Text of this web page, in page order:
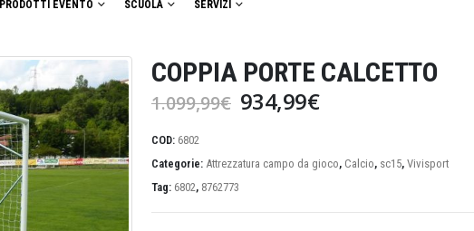
PRODOTTI EVENTO SCUOLA SERVIZI
COPPIA PORTE CALCETTO
1.099,99€ Il
prezzo
era:
934,99€Il
è:
COD: 6802
Categorie: Attrezzatura campo da gioco, Calcio, sc15, Vivisport
Tag: 6802, 8762773